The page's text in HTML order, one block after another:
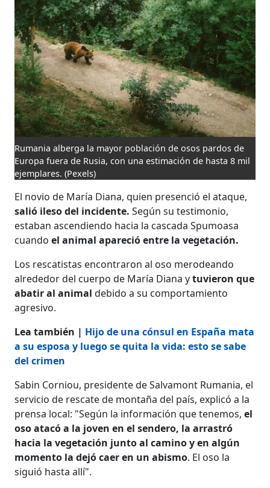
Rumania alberga la mayor población de osos pardos de
Europa fuera de Rusia, con una estimación de hasta 8 mil
ejemplares.(Pexels)
El novio de María Diana, quien presenció el ataque,
salió ileso del incidente.Según su testimonio,
estaban ascendiendo hacia la cascada Spumoasa
cuando el animal apareció entre la vegetación.
Los rescatistas encontraron al oso merodeando
alrededor del cuerpo de María Diana ytuvieron que
abatir al animaldebido a su comportamiento
agresivo.
Lea también | Hijo de una cónsul en España mata
a su esposa y luego se quita la vida: esto se sabe
del crimen
Sabin Corniou, presidente de Salvamont Rumania, el
servicio de rescate de montaña del país, explicó a la
prensa local: "Según la información que tenemos,el
oso atacó a la joven en el sendero, la arrastró
hacia la vegetación junto al camino y en algún
momento la dejó caer en un abismo. El oso la
siguió hasta allí".